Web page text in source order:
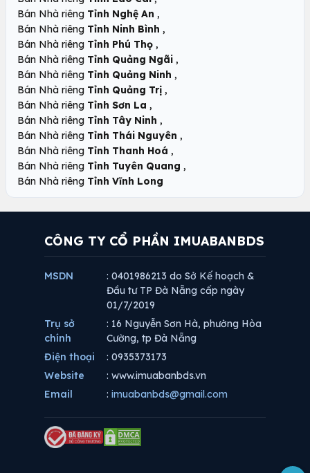
Bán Nhà riêng Tỉnh Nghệ An ,
Bán Nhà riêng Tỉnh Ninh Bình ,
Bán Nhà riêng Tỉnh Phú Thọ ,
Bán Nhà riêng Tỉnh Quảng Ngãi ,
Bán Nhà riêng Tỉnh Quảng Ninh ,
Bán Nhà riêng Tỉnh Quảng Trị ,
Bán Nhà riêng Tỉnh Sơn La ,
Bán Nhà riêng Tỉnh Tây Ninh ,
Bán Nhà riêng Tỉnh Thái Nguyên ,
Bán Nhà riêng Tỉnh Thanh Hoá ,
Bán Nhà riêng Tỉnh Tuyên Quang ,
Bán Nhà riêng Tỉnh Vĩnh Long
CÔNG TY CỔ PHẦN IMUABANBDS
MSDN
: 0401986213 do Sở Kế hoạch &
Đầu tư TP Đà Nẵng cấp ngày
01/7/2019
Trụ sở
chính
: 16 Nguyễn Sơn Hà, phường Hòa
Cường, tp Đà Nẵng
Điện thoại
: 0935373173
Website
: www.imuabanbds.vn
Email
: imuabanbds@gmail.com